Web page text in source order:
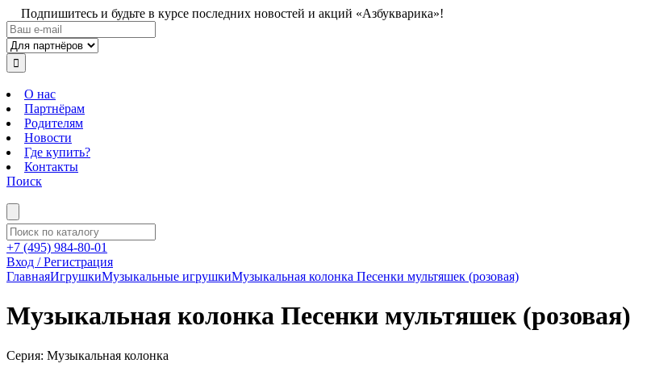
Подпишитесь и будьте в курсе последних новостей и акций «Азбукварика»!
О нас
Партнёрам
Родителям
Новости
Где купить?
Контакты
Поиск
+7 (495) 984-80-01
Вход / Регистрация
ГлавнаяИгрушкиМузыкальные игрушкиМузыкальная колонка Песенки мультяшек (розовая)
Музыкальная колонка Песенки мультяшек (розовая)
Серия: Музыкальная колонка